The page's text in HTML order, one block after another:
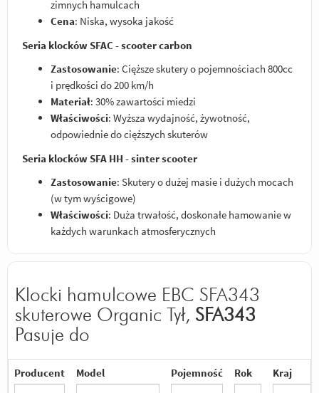
zimnych hamulcach
Cena: Niska, wysoka jakość
Seria klocków SFAC - scooter carbon
Zastosowanie: Cięższe skutery o pojemnościach 800cc
i prędkości do 200 km/h
Materiał: 30% zawartości miedzi
Właściwości: Wyższa wydajność, żywotność,
odpowiednie do cięższych skuterów
Seria klocków SFA HH - sinter scooter
Zastosowanie: Skutery o dużej masie i dużych mocach
(w tym wyścigowe)
Właściwości: Duża trwałość, doskonałe hamowanie w
każdych warunkach atmosferycznych
Klocki hamulcowe EBC SFA343
skuterowe Organic Tył, SFA343
Pasuje do
Producent Model Pojemność Rok Kraj